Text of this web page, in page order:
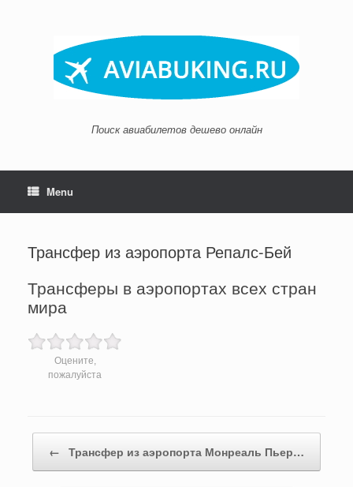
Поиск авиабилетов дешево онлайн
Menu
Трансфер из аэропорта Репалс-Бей
Трансферы в аэропортах всех стран
мира
Оцените,
пожалуйста
Post navigation
← Трансфер из аэропорта Монреаль Пьер…